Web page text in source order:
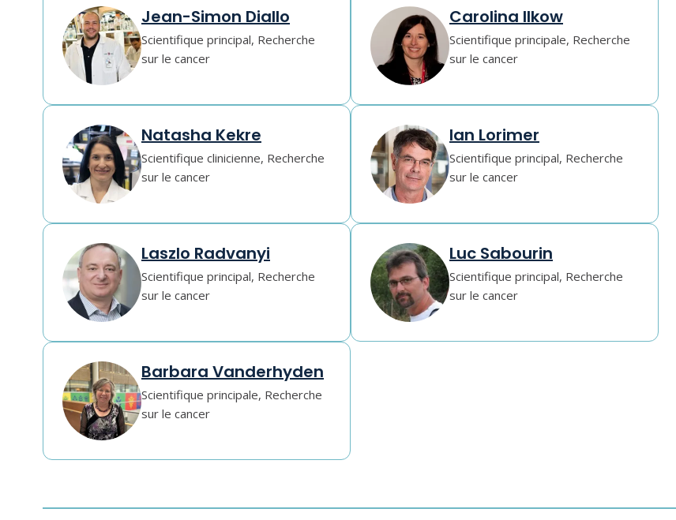
Jean-Simon Diallo
Scientifique principal, Recherche
sur le cancer
Carolina Ilkow
Scientifique principale, Recherche
sur le cancer
Natasha Kekre
Scientifique clinicienne, Recherche
sur le cancer
Ian Lorimer
Scientifique principal, Recherche
sur le cancer
Laszlo Radvanyi
Scientifique principal, Recherche
sur le cancer
Luc Sabourin
Scientifique principal, Recherche
sur le cancer
Barbara Vanderhyden
Scientifique principale, Recherche
sur le cancer